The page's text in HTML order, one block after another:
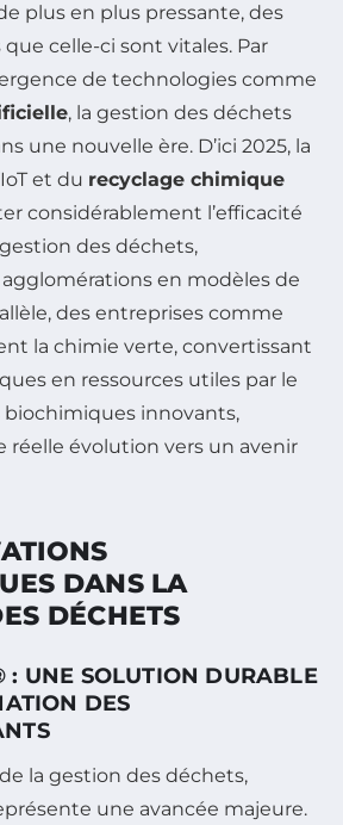
plus en plus pressante, des
celle-ci sont vitales. Par
de technologies comme
, la gestion des déchets
une nouvelle ère. D’ici 2025, la
et du recyclage chimique
considérablement l’efficacité
des déchets,
en modèles de
des entreprises comme
la chimie verte, convertissant
en ressources utiles par le
biochimiques innovants,
réelle évolution vers un avenir
DANS LA
DÉCHETS
: UNE SOLUTION DURABLE
DES
la gestion des déchets,
une avancée majeure.